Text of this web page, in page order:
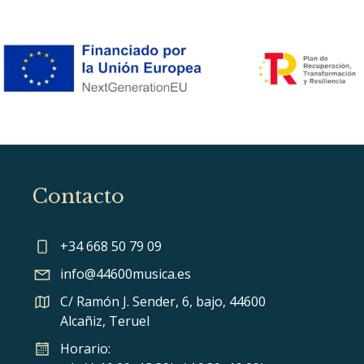
Contacto
+34 668 50 79 09
info@44600musica.es
C/ Ramón J. Sender, 6, bajo, 44600
Alcañiz, Teruel
Horario: